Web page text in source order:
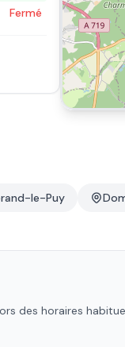
Fermé
le-Puy
des horaires